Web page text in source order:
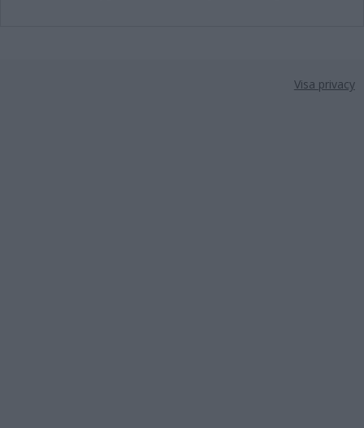
Visa privacy